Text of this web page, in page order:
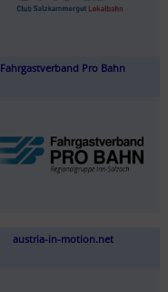
Fahrgastverband Pro Bahn
austria-in-motion.net